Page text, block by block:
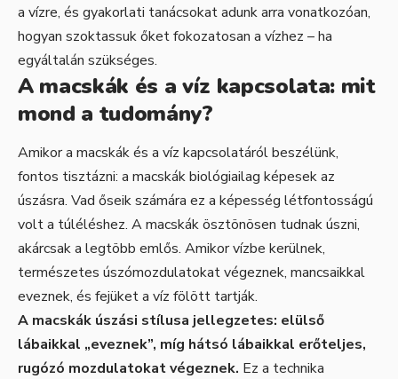
a vízre, és gyakorlati tanácsokat adunk arra vonatkozóan,
hogyan szoktassuk őket fokozatosan a vízhez – ha
egyáltalán szükséges.
A macskák és a víz kapcsolata: mit
mond a tudomány?
Amikor a macskák és a víz kapcsolatáról beszélünk,
fontos tisztázni: a macskák biológiailag képesek az
úszásra. Vad őseik számára ez a képesség létfontosságú
volt a túléléshez. A macskák ösztönösen tudnak úszni,
akárcsak a legtöbb emlős. Amikor vízbe kerülnek,
természetes úszómozdulatokat végeznek, mancsaikkal
eveznek, és fejüket a víz fölött tartják.
A macskák úszási stílusa jellegzetes: elülső
lábaikkal „eveznek”, míg hátsó lábaikkal erőteljes,
rugózó mozdulatokat végeznek. Ez a technika